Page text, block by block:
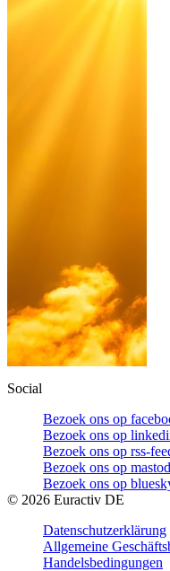
Social
Bezoek ons op
Bezoek ons op
Bezoek ons op rss-
Bezoek ons op
Bezoek ons op
© 2026 Euractiv DE
Datenschutzerklärung
Allgemeine
Handelsbedingungen